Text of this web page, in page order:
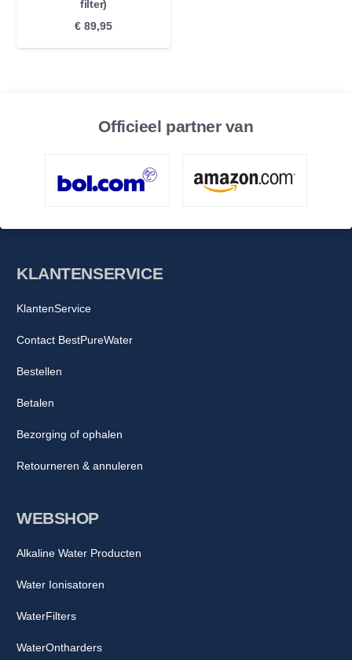
filter)
€ 89,95
Officieel partner van
WEBSHOP
Alkaline Water Producten
Water Ionisatoren
WaterFilters
WaterOntharders
KLANTENSERVICE
KlantenService
Contact BestPureWater
Bestellen
Betalen
Bezorging of ophalen
Retourneren & annuleren